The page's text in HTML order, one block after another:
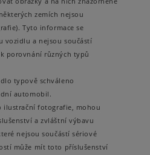
zemích nejsou
Tyto informace se
vozidlu a nejsou součástí
porovnání různých typů
typově schváleno
automobil.
ilustrační fotografie, mohou
a zvláštní výbavu
nejsou součástí sériové
může mít toto příslušenství